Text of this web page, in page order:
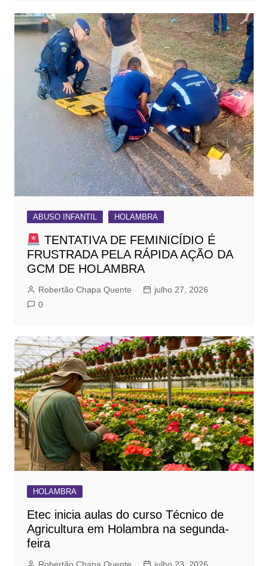
ABUSO INFANTIL HOLAMBRA
TENTATIVA DE FEMINICÍDIO É
FRUSTRADA PELA RÁPIDA AÇÃO DA
GCM DE HOLAMBRA
Robertão Chapa Quente
julho 27, 2026
0
HOLAMBRA
Etec inicia aulas do curso Técnico de
Agricultura em Holambra na segunda-
feira
Robertão Chapa Quente julho 23, 2026